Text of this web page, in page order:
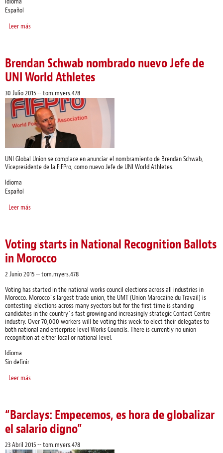
Español
Leer más
Brendan Schwab nombrado nuevo Jefe de
UNI World Athletes
30 Julio 2015 -- tom.myers.478
UNI Global Union se complace en anunciar el nombramiento de Brendan Schwab,
Vicepresidente de la FIFPro, como nuevo Jefe de UNI World Athletes.
Idioma
Español
Leer más
Voting starts in National Recognition Ballots
in Morocco
2 Junio 2015 -- tom.myers.478
Voting has started in the national works council elections across all industries in
Morocco. Morocco`s largest trade union, the UMT (Union Marocaine du Travail) is
contesting elections across many syectors but for the first time is standing
candidates in the country`s fast growing and increasingly strategic Contact Centre
industry. Over 70,000 workers will be voting this week to elect their delegates to
both national and enterprise level Works Councils. There is currently no union
recognition at either local or national level.
Idioma
Sin definir
Leer más
“Barclays: Empecemos, es hora de globalizar
el salario digno”
23 Abril 2015 -- tom.myers.478